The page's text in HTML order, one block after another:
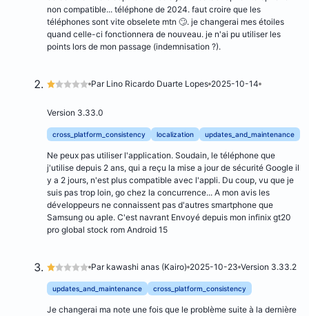
non compatible... téléphone de 2024. faut croire que les
téléphones sont vite obselete mtn 🙄. je changerai mes étoiles
quand celle-ci fonctionnera de nouveau. je n'ai pu utiliser les
points lors de mon passage (indemnisation ?).
Par Lino Ricardo Duarte Lopes 2025-10-14
Version 3.33.0
cross_platform_consistency localization updates_and_maintenance
Ne peux pas utiliser l'application. Soudain, le téléphone que
j'utilise depuis 2 ans, qui a reçu la mise a jour de sécurité Google il
y a 2 jours, n'est plus compatible avec l'appli. Du coup, vu que je
suis pas trop loin, go chez la concurrence... A mon avis les
développeurs ne connaissent pas d'autres smartphone que
Samsung ou aple. C'est navrant Envoyé depuis mon infinix gt20
pro global stock rom Android 15
Par kawashi anas (Kairo) 2025-10-23 Version 3.33.2
updates_and_maintenance cross_platform_consistency
Je changerai ma note une fois que le problème suite à la dernière